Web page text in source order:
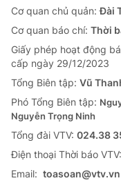
Giải sao mai
Sao
Chất lượng cuộc
Giáo dục
Tuyển sinh
Học trực tuyến
Công nghệ
Hitech Công nghệ
Sản phẩm
Thị trường
Tư vấn
Giao lưu trực
Lịch phát sóng
Chuyên mục khác
Cơ quan chủ quản:Đài
Cơ quan báo chí: Thời
Giấy phép hoạt động
cấp ngày 29/12/2023
Tổng Biên tập: Vũ
Phó Tổng Biên tập:
Nguyễn Trọng Ninh
Tổng đài VTV: 024.38
Ðiện thoại Thời báo VTV:
Email: toasoan@vtv.vn